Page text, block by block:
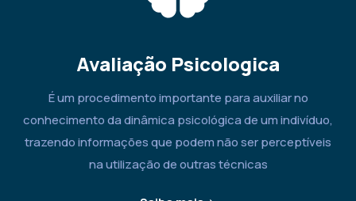
Avaliação Psicologica
É um procedimento importante para auxiliar no
conhecimento da dinâmica psicológica de um indivíduo,
trazendo informações que podem não ser perceptíveis
na utilização de outras técnicas